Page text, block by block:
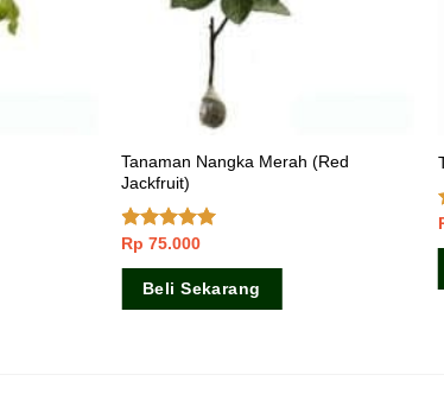
Tanaman Nangka Merah (Red
Jackfruit)
Dinilai5.00
dari 5
Rp 75.000
Beli Sekarang